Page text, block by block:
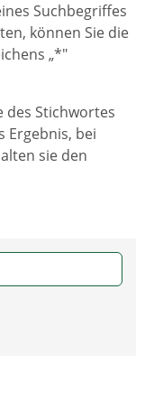
Suchbegriffes
können Sie die
„*"
des Stichwortes
Ergebnis, bei
sie den